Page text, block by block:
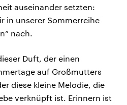
auseinander setzten:
in unserer Sommerreihe
nach.
Duft, der einen
auf Großmutters
diese kleine Melodie, die
verknüpft ist. Erinnern ist